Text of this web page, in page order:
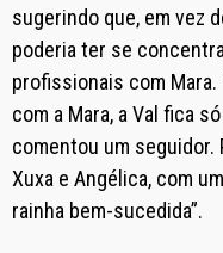
sugerindo que, em vez
poderia ter se
profissionais com Mara.
com a Mara, a Val fica
comentou um
Xuxa e Angélica, com
rainha bem-sucedida”.